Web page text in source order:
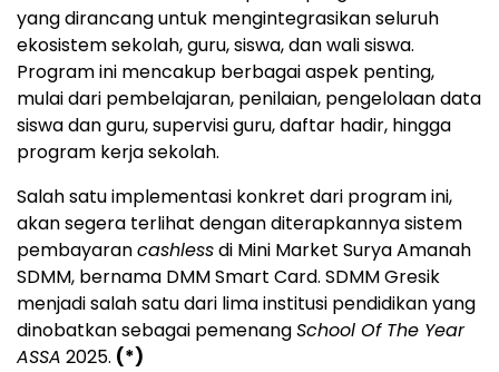
yang dirancang untuk mengintegrasikan seluruh
ekosistem sekolah, guru, siswa, dan wali siswa.
Program ini mencakup berbagai aspek penting,
mulai dari pembelajaran, penilaian, pengelolaan data
siswa dan guru, supervisi guru, daftar hadir, hingga
program kerja sekolah.
Salah satu implementasi konkret dari program ini,
akan segera terlihat dengan diterapkannya sistem
pembayarancashlessdi Mini Market Surya Amanah
SDMM, bernama DMM Smart Card. SDMM Gresik
menjadi salah satu dari lima institusi pendidikan yang
dinobatkan sebagai pemenangSchool Of The Year
ASSA 2025. (*)